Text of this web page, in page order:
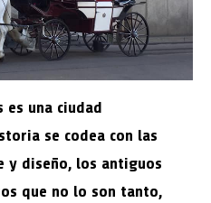
una ciudad
se codea con las
y diseño, los antiguos
que no lo son tanto,